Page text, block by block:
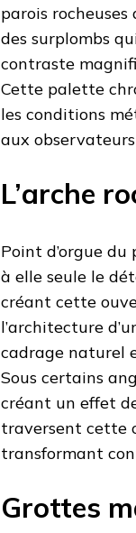
parois
des surplombs
contraste
Cette palette
les conditions
aux
L’arche
Point d’orgue
à elle seule le
créant cette
l’architecture
cadrage naturel
Sous certains
créant un effet
traversent cette
transformant
Grottes